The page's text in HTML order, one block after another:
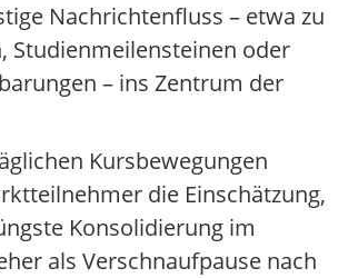
Nachrichtenfluss – etwa zu
Studienmeilensteinen oder
– ins Zentrum der
Kursbewegungen
die Einschätzung,
Konsolidierung im
als Verschnaufpause nach